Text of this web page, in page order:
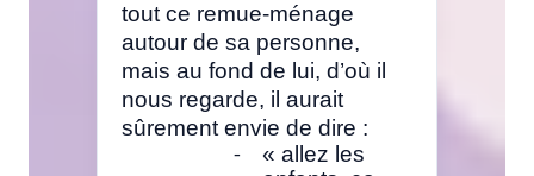
tout ce remue-ménage
autour de sa personne,
mais au fond de lui, d’où il
nous regarde, il aurait
sûrement envie de dire :
-
« allez les